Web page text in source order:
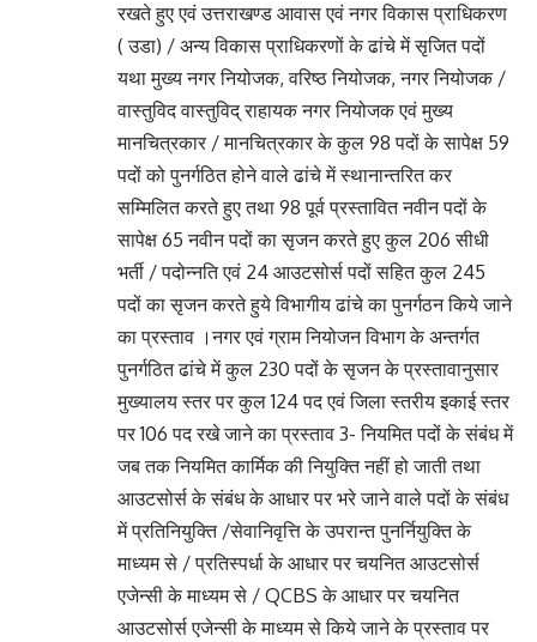
रखते हुए एवं उत्तराखण्ड आवास एवं नगर विकास प्राधिकरण
( उडा) / अन्य विकास प्राधिकरणों के ढांचे में सृजित पदों
यथा मुख्य नगर नियोजक, वरिष्ठ नियोजक, नगर नियोजक /
वास्तुविद वास्तुविद् राहायक नगर नियोजक एवं मुख्य
मानचित्रकार / मानचित्रकार के कुल 98 पदों के सापेक्ष 59
पदों को पुनर्गठित होने वाले ढांचे में स्थानान्तरित कर
सम्मिलित करते हुए तथा 98 पूर्व प्रस्तावित नवीन पदों के
सापेक्ष 65 नवीन पदों का सृजन करते हुए कुल 206 सीधी
भर्ती / पदोन्नति एवं 24 आउटसोर्स पदों सहित कुल 245
पदों का सृजन करते हुये विभागीय ढांचे का पुनर्गठन किये जाने
का प्रस्ताव ।नगर एवं ग्राम नियोजन विभाग के अन्तर्गत
पुनर्गठित ढांचे में कुल 230 पदों के सृजन के प्रस्तावानुसार
मुख्यालय स्तर पर कुल 124 पद एवं जिला स्तरीय इकाई स्तर
पर 106 पद रखे जाने का प्रस्ताव 3- नियमित पदों के संबंध में
जब तक नियमित कार्मिक की नियुक्ति नहीं हो जाती तथा
आउटसोर्स के संबंध के आधार पर भरे जाने वाले पदों के संबंध
में प्रतिनियुक्ति /सेवानिवृत्ति के उपरान्त पुनर्नियुक्ति के
माध्यम से / प्रतिस्पर्धा के आधार पर चयनित आउटसोर्स
एजेन्सी के माध्यम से / QCBS के आधार पर चयनित
आउटसोर्स एजेन्सी के माध्यम से किये जाने के प्रस्ताव पर